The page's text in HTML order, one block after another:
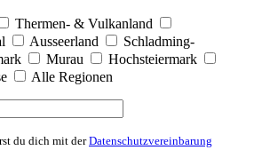
Thermen- & Vulkanland
Ausseerland
Schladming-
Murau
Hochsteiermark
Alle Regionen
du dich mit derDatenschutzvereinbarung